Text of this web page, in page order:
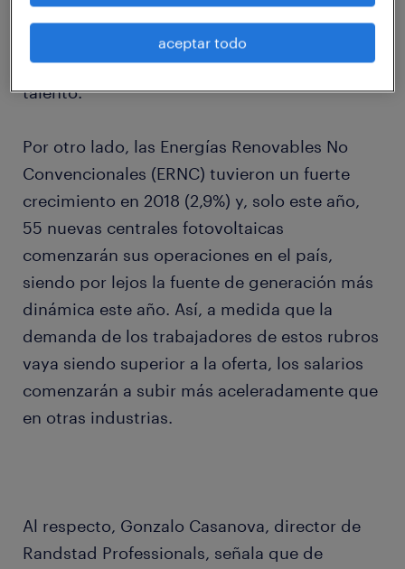
que generará un incremento en las
solicitudes de profesionales calificados y,
eventualmente, podría ocasionar escasez de
talento.
Por otro lado, las Energías Renovables No
Convencionales (ERNC) tuvieron un fuerte
crecimiento en 2018 (2,9%) y, solo este año,
55 nuevas centrales fotovoltaicas
comenzarán sus operaciones en el país,
siendo por lejos la fuente de generación más
dinámica este año. Así, a medida que la
demanda de los trabajadores de estos rubros
vaya siendo superior a la oferta, los salarios
comenzarán a subir más aceleradamente que
en otras industrias.
Al respecto, Gonzalo Casanova, director de
Randstad Professionals, señala que de
aceptar todo